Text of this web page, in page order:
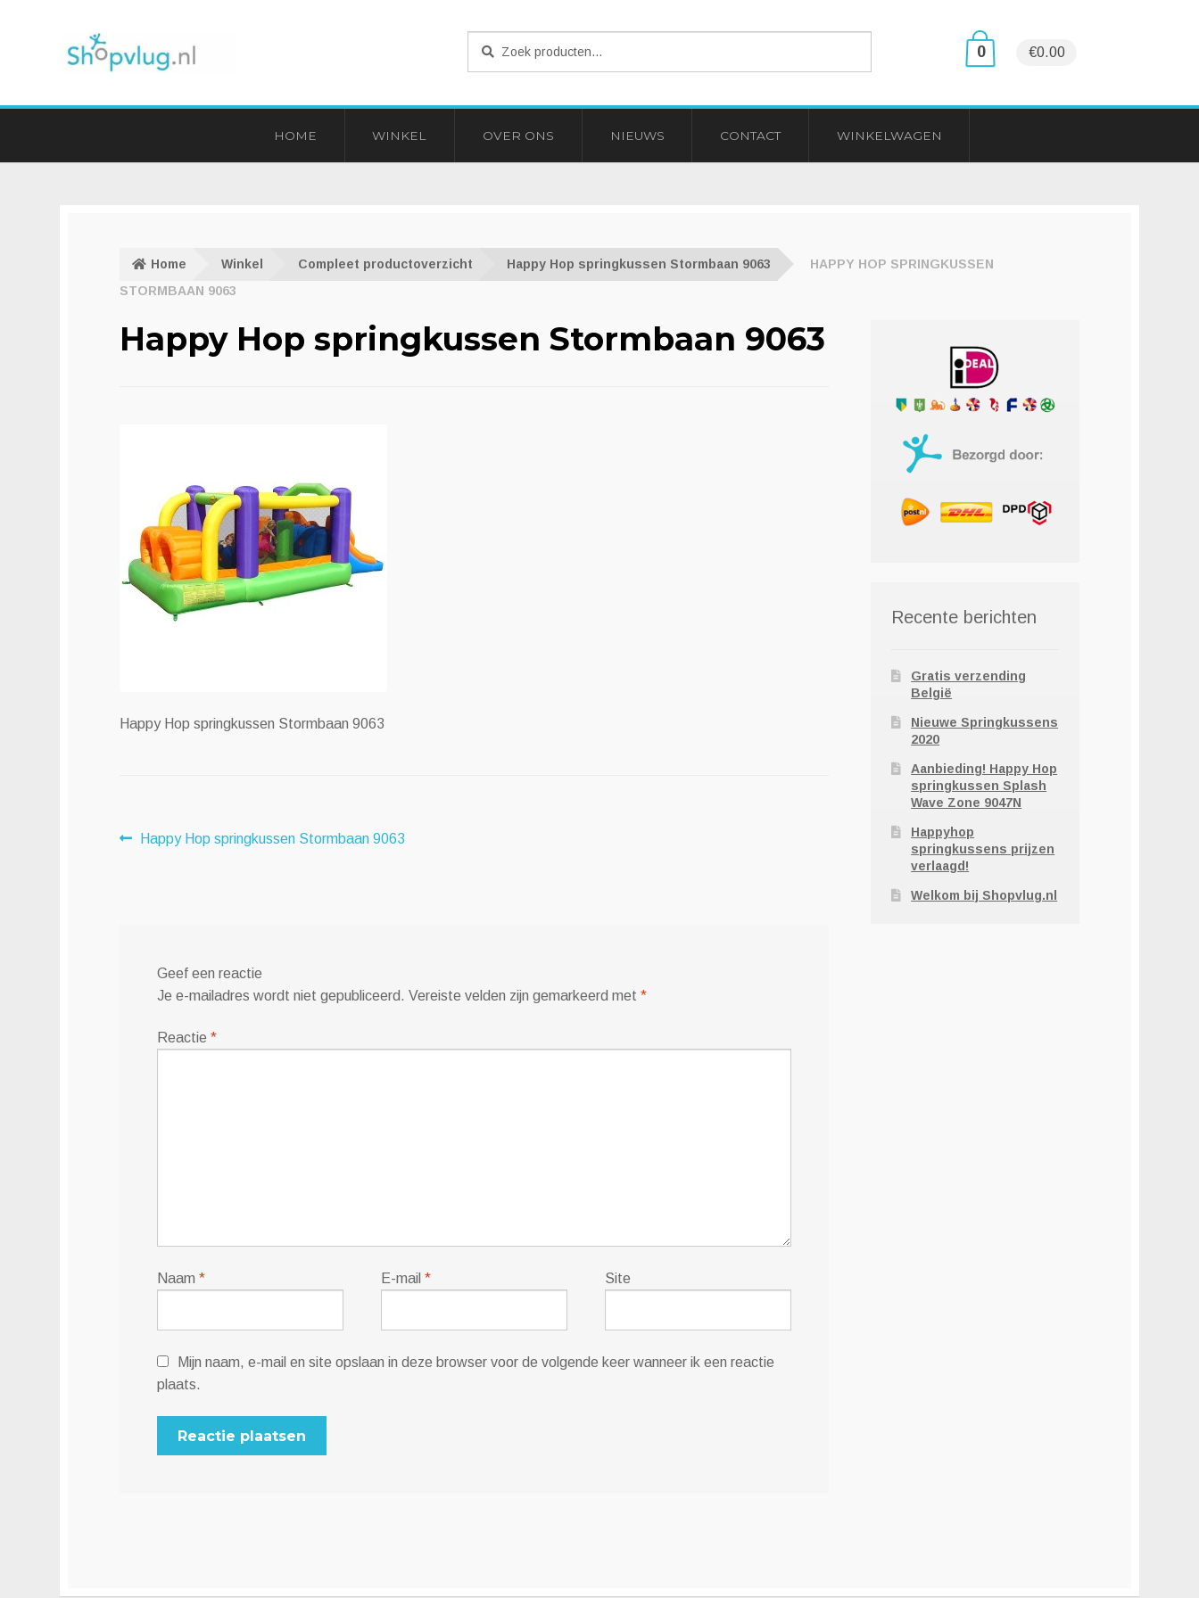
naar:
0 €0.00
HOME WINKEL OVER ONS NIEUWS CONTACT WINKELWAGEN
Home Winkel Compleet productoverzicht Happy Hop springkussen Stormbaan 9063
HAPPY HOP SPRINGKUSSEN
STORMBAAN 9063
Happy Hop springkussen Stormbaan 9063
Happy Hop springkussen Stormbaan 9063
Bericht
Vorig
Happy Hop springkussen Stormbaan 9063
Geef een reactie
Je e-mailadres wordt niet gepubliceerd. Vereiste velden zijn gemarkeerd met*
Reactie*
Naam* E-mail* Site
Mijn naam, e-mail en site opslaan in deze browser voor de volgende keer wanneer ik een reactie
plaats.
Recente berichten
Gratis verzending
België
Nieuwe Springkussens
2020
Aanbieding! Happy Hop
springkussen Splash
Wave Zone 9047N
Happyhop
springkussens prijzen
verlaagd!
Welkom bij Shopvlug.nl